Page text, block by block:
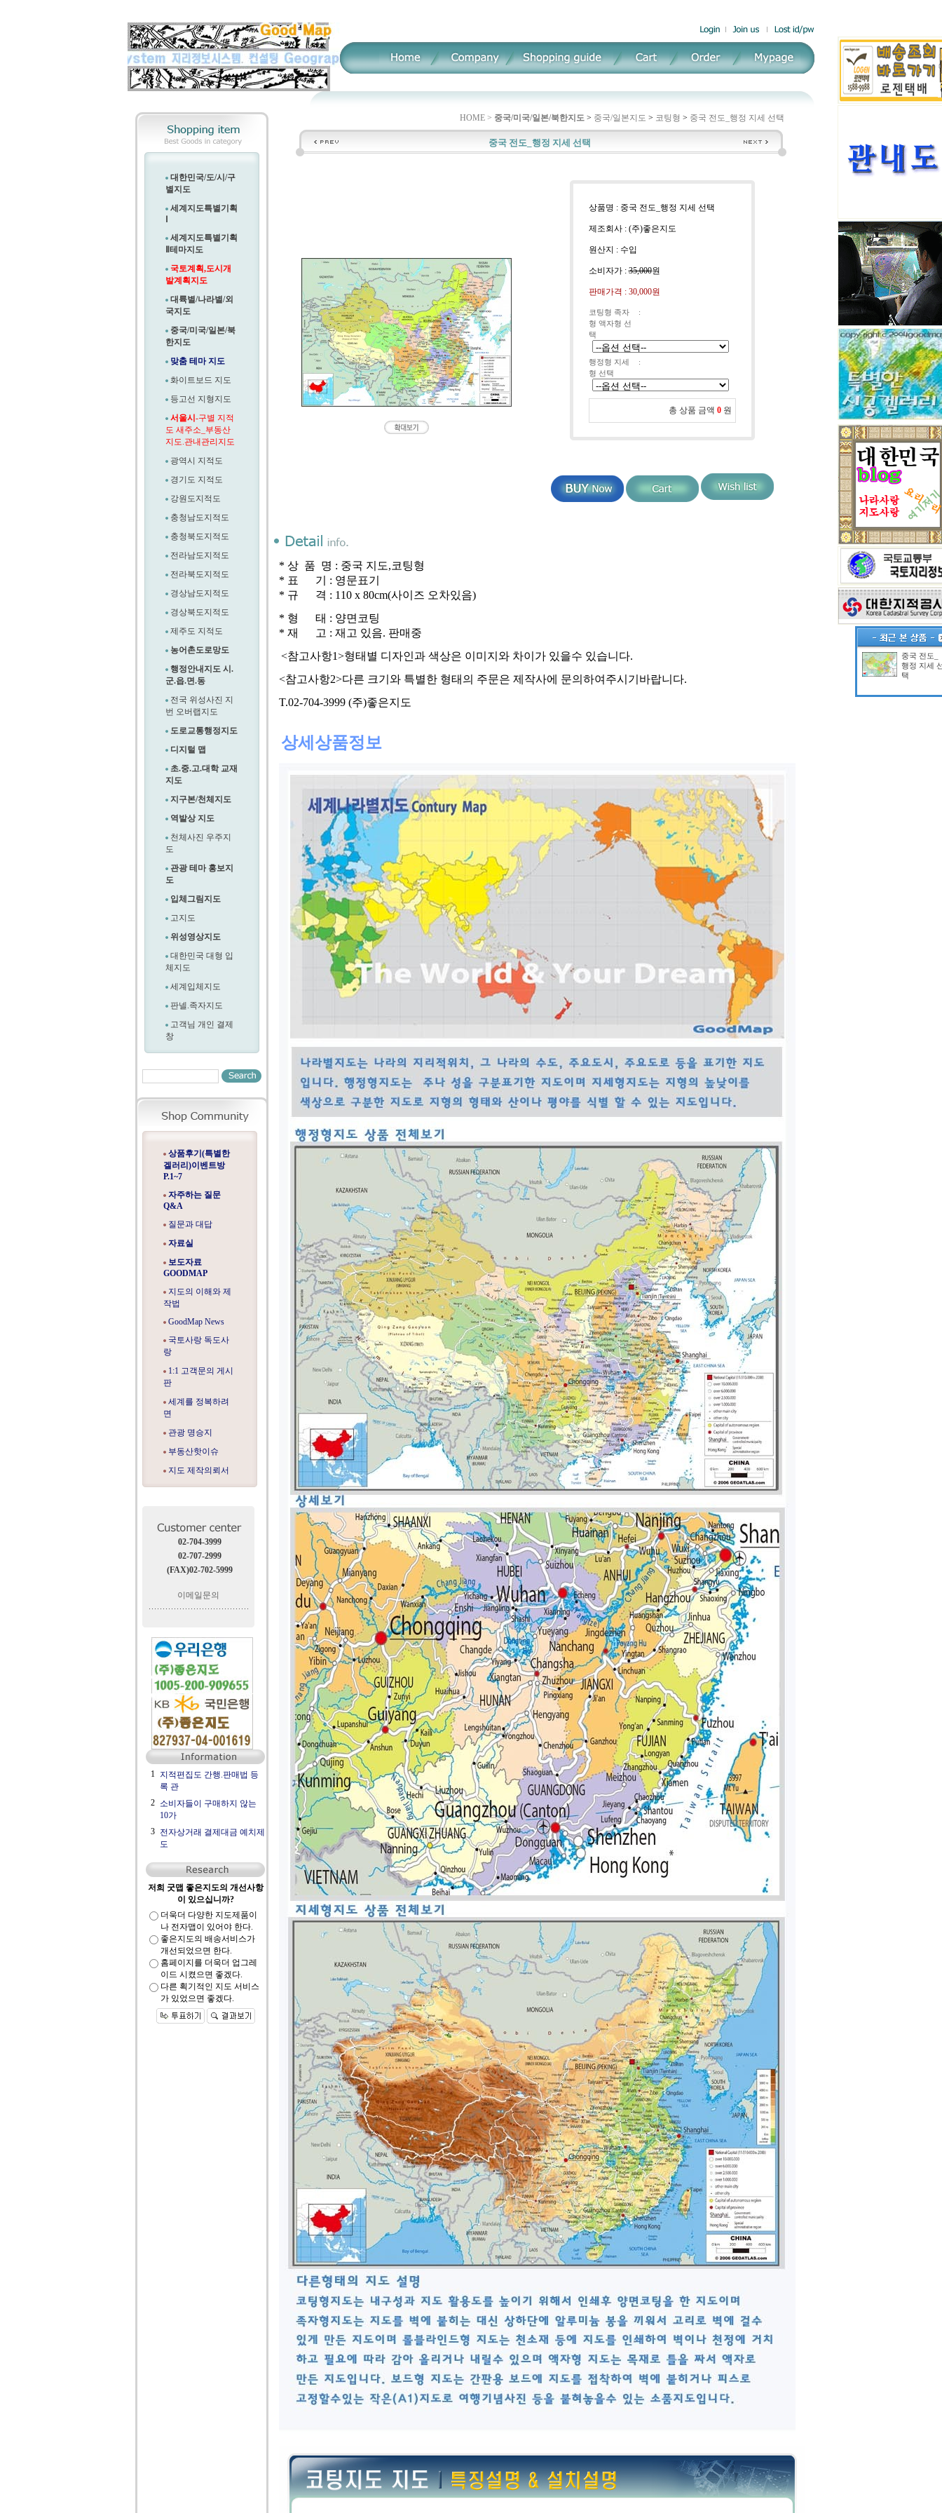
대한민국/도/시/구
별지도
세계지도특별기획
세계지도특별기획
테마지도
국토계획,도시개
발계획지도
대륙별/나라별/외
국지도
중국/미국/일본/북
한지도
맞춤 테마 지도
화이트보드 지도
등고선 지형지도
서울시 -구별 지적
도 새주소_부동산
지도.관내관리지도
광역시 지적도
경기도 지적도
강원도지적도
충청남도지적도
충청북도지적도
전라남도지적도
전라북도지적도
경상남도지적도
경상북도지적도
제주도 지적도
농어촌도로망도
행정안내지도 시.
군.읍.면.동
전국 위성사진 지
번 오버랩지도
도로교통행정지도
디지털 맵
초.중.고.대학 교재
지도
지구본/천체지도
역발상 지도
천체사진 우주지
도
관광 테마 홍보지
도
입체그림지도
고지도
위성영상지도
대한민국 대형 입
체지도
세계입체지도
판넬.족자지도
고객님 개인 결제
창
상품후기(특별한
겔러리)이벤트방
P.1~7
자주하는 질문
Q&A
질문과 대답
자료실
보도자료
GOODMAP
지도의 이해와 제
작법
GoodMap News
국토사랑 독도사
랑
1:1 고객문의 게시
판
세계를 정복하려
면
관광 명승지
부동산핫이슈
지도 제작의뢰서
02-704-3999
02-707-2999
(FAX)02-702-5999
이메일문의
1 지적편집도 간행.판매법 등
록 관
2 소비자들이 구매하지 않는
10가
3 전자상거래 결제대금 예치제
도
저희 굿맵 좋은지도의 개선사항
이 있으십니까?
더욱더 다양한 지도제품이
나 전자맵이 있어야 한다.
좋은지도의 배송서비스가
개선되었으면 한다.
홈페이지를 더욱더 업그레
이드 시켰으면 좋겠다.
다른 획기적인 지도 서비스
가 있었으면 좋겠다.
HOME > 중국/미국/일본/북한지도 > 중국/일본지도 > 코팅형 > 중국 전도_행정 지세 선택
중국 전도_행정 지세 선택
상품명 : 중국 전도_행정 지세 선택
제조회사 : (주)좋은지도
원산지 : 수입
소비자가 :35,000원
판매가격 : 30,000원
코팅형 족자
형 액자형 선
택
:
행정형 지세
형 선택
:
총 상품 금액 0 원
* 상 품 명 : 중국 지도,코팅형
* 표 기 : 영문표기
* 규 격 : 110 x 80cm(사이즈 오차있음)
* 형 태 : 양면코팅
* 재 고 : 재고 있음. 판매중
<참고사항1>형태별 디자인과 색상은 이미지와 차이가 있을수 있습니다.
<참고사항2>다른 크기와 특별한 형태의 주문은 제작사에 문의하여주시기바랍니다.
T.02-704-3999 (주)좋은지도
상세 상품정보
중국 전도_
행정 지세
택